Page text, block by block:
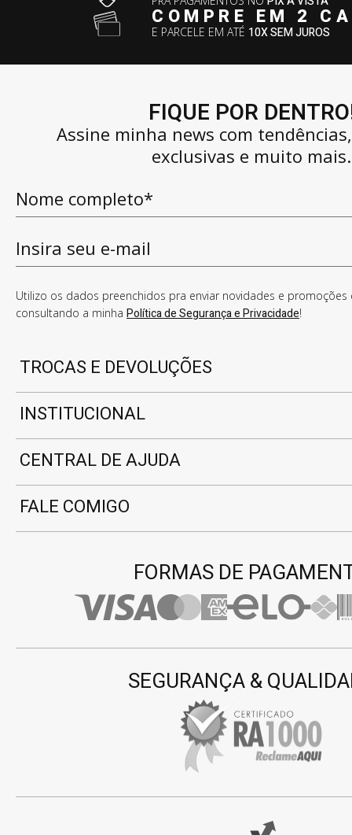
COMPRE EM 2
E PARCELE EM ATÉ 10X SEM JUROS
FIQUE POR
Assine minha news com
exclusivas e muito mais.
Utilizo os dados preenchidos pra enviar novidades e promoções
consultando a minha Política de Segurança e Privacidade!
TROCAS E DEVOLUÇÕES
INSTITUCIONAL
CENTRAL DE AJUDA
FALE COMIGO
SEGURANÇA &
FORMAS DE